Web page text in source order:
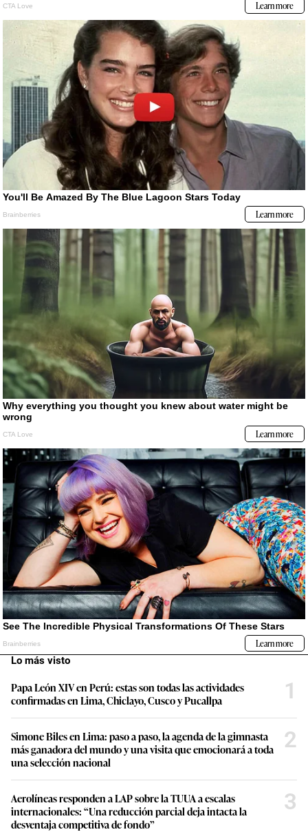
Lo más visto
Papa León XIV en Perú: estas son todas las actividades
confirmadas en Lima, Chiclayo, Cusco y Pucallpa
1
Simone Biles en Lima: paso a paso, la agenda de la gimnasta
más ganadora del mundo y una visita que emocionará a toda
una selección nacional
2
Aerolíneas responden a LAP sobre la TUUA a escalas
internacionales: “Una reducción parcial deja intacta la
desventaja competitiva de fondo”
3